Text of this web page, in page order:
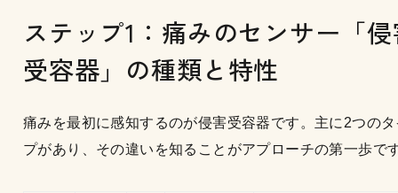
ステップ1：痛みのセンサー「
受容器」の種類と特性
痛みを最初に感知するのが侵害受容器です。主に2つの
プがあり、その違いを知ることがアプローチの第一歩で